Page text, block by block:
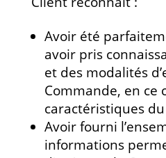
Avoir été
avoir pris
et des modalités
Commande, en ce
caractéristiques
Avoir fourni
informations